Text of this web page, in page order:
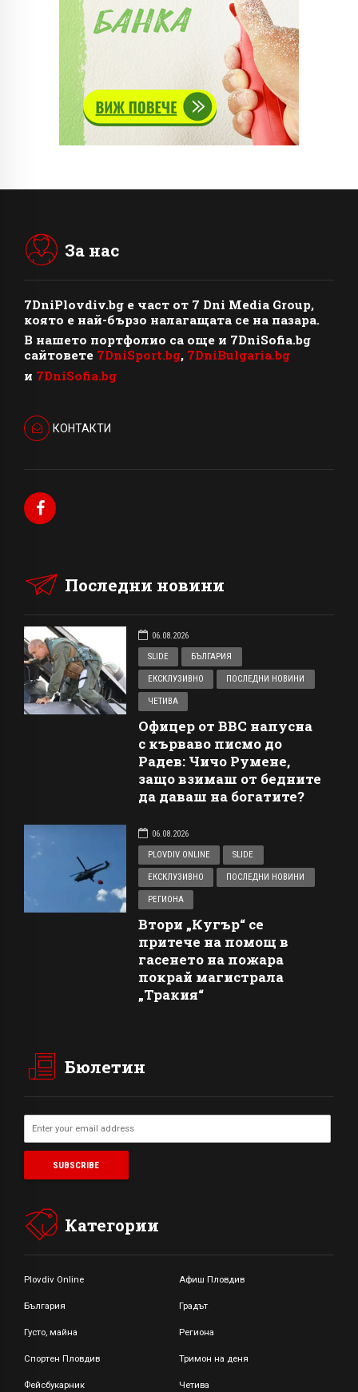
За нас
7DniPlovdiv.bg e част от 7 Dni Media Group,
която е най-бързо налагащата се на пазара.
В нашето портфолио са още и 7DniSofia.bg
сайтовете 7DniSport.bg, 7DniBulgaria.bg
и 7DniSofia.bg
КОНТАКТИ
Последни новини
06.08.2026
SLIDE
БЪЛГАРИЯ
ЕКСКЛУЗИВНО ПОСЛЕДНИ НОВИНИ
ЧЕТИВА
Офицер от ВВС напусна
с кърваво писмо до
Радев: Чичо Румене,
защо взимаш от бедните
да даваш на богатите?
06.08.2026
PLOVDIV ONLINE
SLIDE
ЕКСКЛУЗИВНО ПОСЛЕДНИ НОВИНИ
РЕГИОНА
Втори „Кугър“ се
притече на помощ в
гасенето на пожара
покрай магистрала
„Тракия“
Бюлетин
Категории
Plovdiv Online Афиш Пловдив
България Градът
Густо, майна Региона
Спортен Пловдив Тримон на деня
Фейсбукарник Четива